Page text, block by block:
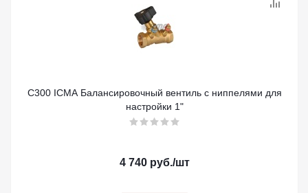
C300 ICMA Балансировочный вентиль с ниппелями для
настройки 1"
4 740 руб./шт